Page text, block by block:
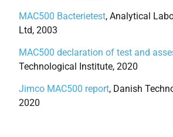
MAC500 Bacterietest, Analytical
Ltd, 2003
MAC500 declaration of test and
Technological Institute, 2020
Jimco MAC500 report, Danish
2020